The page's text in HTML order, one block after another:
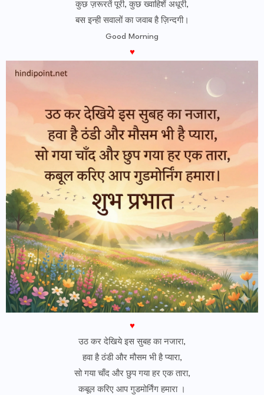
कुछ ज़रूरतें पूरी, कुछ ख्वाहिशें अधूरी,
बस इन्ही सवालों का जवाब है ज़िन्दगी।
Good Morning
♥
♥
उठ कर देखिये इस सुबह का नजारा,
हवा है ठंडी और मौसम भी है प्यारा,
सो गया चाँद और छुप गया हर एक तारा,
कबूल करिए आप गुडमोर्निंग हमारा ।